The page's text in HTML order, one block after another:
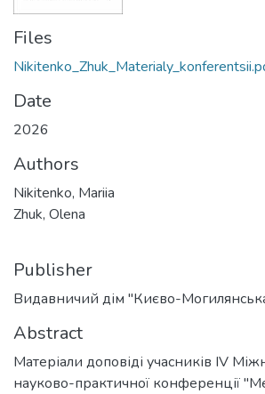
Files
Date
2026
Authors
Nikitenko, Mariia
Zhuk, Olena
Publisher
Видавничий дім "Києво-
Abstract
Матеріали доповіді учасників IV
науково-практичної конференції